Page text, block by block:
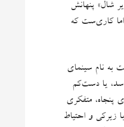
شال» پنهانش
کاری‌ست که
به نام سینمای
یا دست‌کم
پنجاه، متفکری
زیرکی و احتیاط